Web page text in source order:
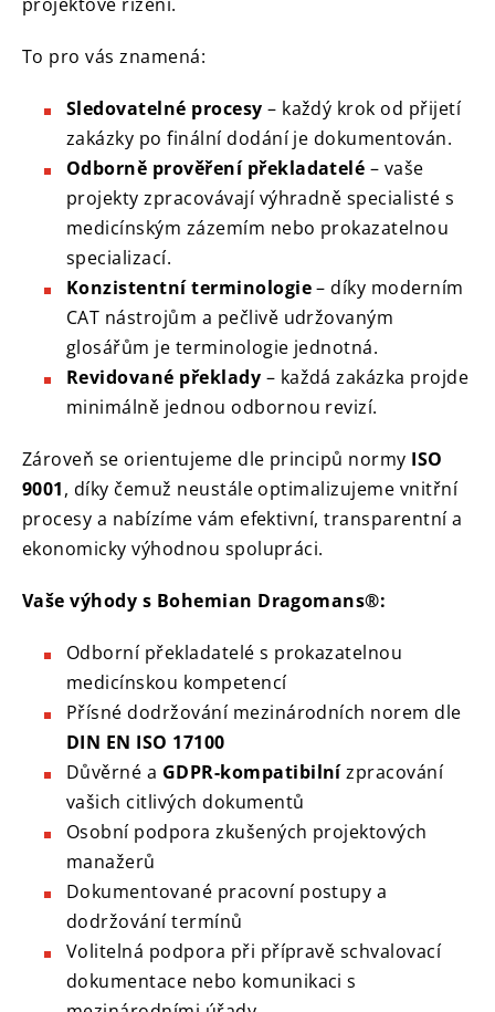
To pro vás znamená:
Sledovatelné procesy – každý krok od přijetí
zakázky po finální dodání je dokumentován.
Odborně prověření překladatelé – vaše
projekty zpracovávají výhradně specialisté s
medicínským zázemím nebo prokazatelnou
specializací.
Konzistentní terminologie– díky moderním
CAT nástrojům a pečlivě udržovaným
glosářům je terminologie jednotná.
Revidované překlady – každá zakázka projde
minimálně jednou odbornou revizí.
Zároveň se orientujeme dle principů normy ISO
9001, díky čemuž neustále optimalizujeme vnitřní
procesy a nabízíme vám efektivní, transparentní a
ekonomicky výhodnou spolupráci.
Vaše výhody s Bohemian Dragomans®:
Odborní překladatelé s prokazatelnou
medicínskou kompetencí
Přísné dodržování mezinárodních norem dle
DIN EN ISO 17100
Důvěrné a GDPR-kompatibilnízpracování
vašich citlivých dokumentů
Osobní podpora zkušených projektových
manažerů
Dokumentované pracovní postupy a
dodržování termínů
Volitelná podpora při přípravě schvalovací
dokumentace nebo komunikaci s